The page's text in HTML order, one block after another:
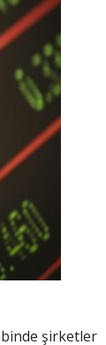
şirketler